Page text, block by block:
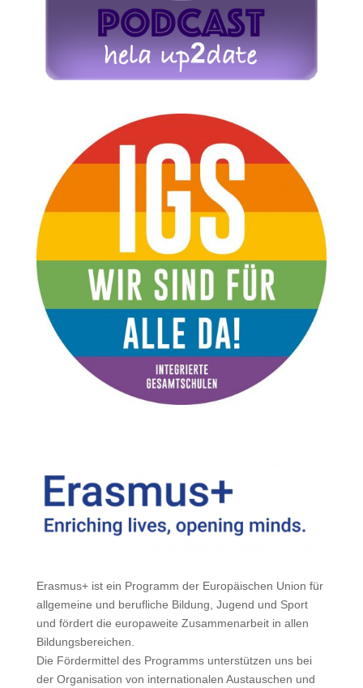
Erasmus+ ist ein Programm der Europäischen Union für
allgemeine und berufliche Bildung, Jugend und Sport
und fördert die europaweite Zusammenarbeit in allen
Bildungsbereichen.
Die Fördermittel des Programms unterstützen uns bei
der Organisation von internationalen Austauschen und